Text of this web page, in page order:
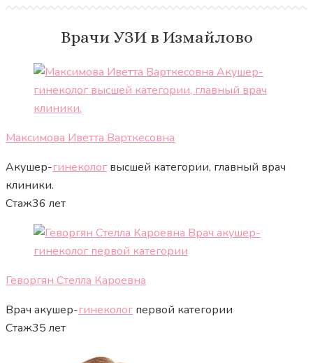
Врачи УЗИ в Измайлово
Максимова Иветта Варткесовна
Акушер-гинекологвысшей категории, главный врач
клиники.
Стаж36 лет
Геворгян Стелла Кароевна
Врач акушер-гинекологпервой категории
Стаж35 лет